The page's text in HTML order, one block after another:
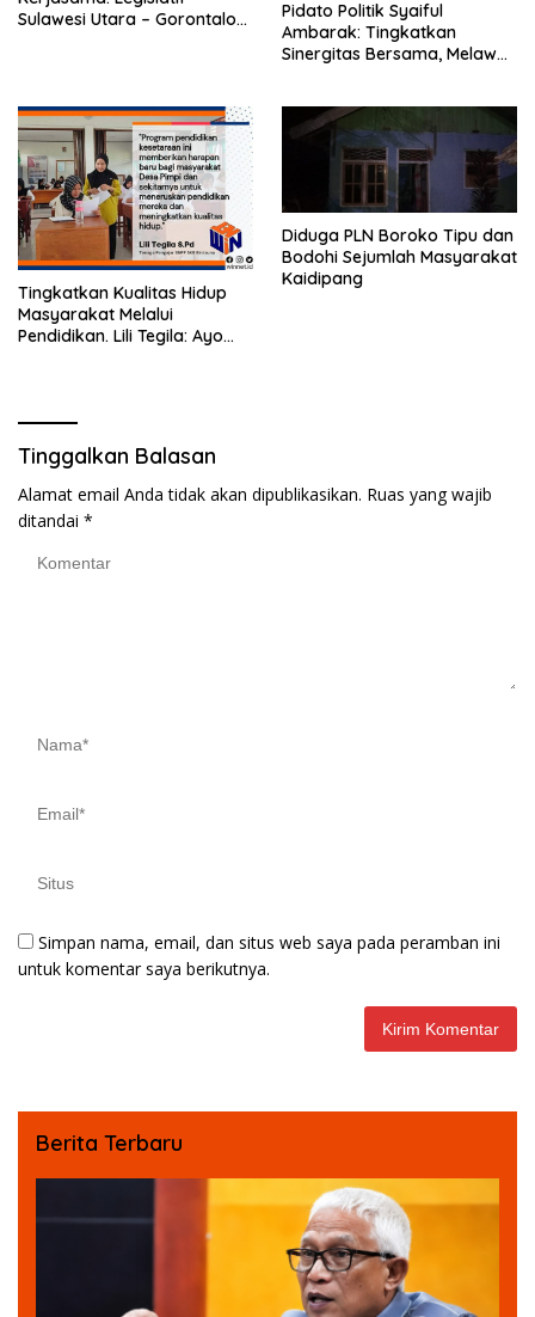
Sulawesi Utara – Gorontalo
Pidato Politik Syaiful
Ambarak: Tingkatkan
Sinergitas Bersama, Melawan
Tingkatkan Kualitas Hidup
Masyarakat Melalui
Pendidikan. Lili Tegila: Ayo
Diduga PLN Boroko Tipu dan
Bodohi Sejumlah Masyarakat
Kaidipang
Tinggalkan Balasan
Alamat email Anda tidak akan dipublikasikan. Ruas yang wajib
ditandai *
Simpan nama, email, dan situs web saya pada peramban ini
untuk komentar saya berikutnya.
Berita Terbaru